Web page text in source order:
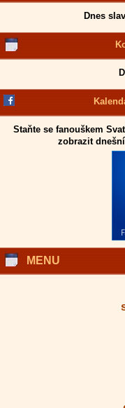
Dnes
Staňte se fanouškem
zobrazit
MENU